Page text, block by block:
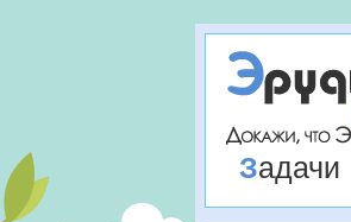
Задачи